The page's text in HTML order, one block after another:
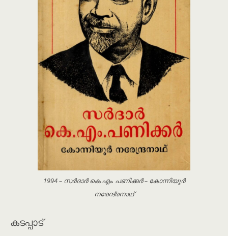
1994 – സർദാർ കെ.എം. പണിക്കർ – കോന്നിയൂർ
നരേന്ദ്രനാഥ്
കടപ്പാട്